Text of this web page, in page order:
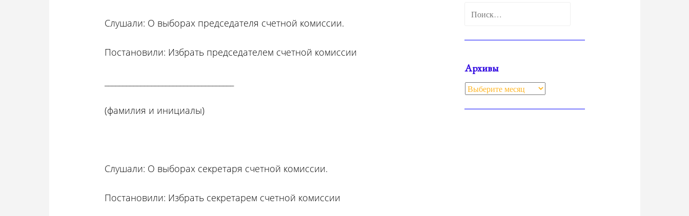
Слушали: О выборах председателя счетной комиссии.
Постановили: Избрать председателем счетной комиссии
(фамилия и инициалы)
Слушали: О выборах секретаря счетной комиссии.
Постановили: Избрать секретарем счетной комиссии
Найти:
Архивы
Архивы